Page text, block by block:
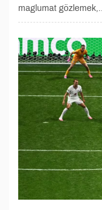
maglumat gözlemek,...